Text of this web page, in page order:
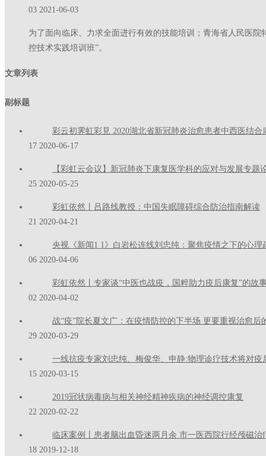
03 2021-06-03
为了面向临床、力求全面进行有效的技能培训；青海省人民医
控技术实践培训班”。
文章列表
副标题
彩云初霁虹彩見 2020湖北省新冠肺炎治愈患者中西医结
17 2020-06-17
【彩虹云会议】新冠肺炎下康复医学科的应对与发展专题
25 2020-05-25
彩虹依然丨吕路线教授：中国失眠障碍综合防治指南解读
21 2020-04-21
央视《新闻1 1》白岩松连线刘忠纯：聚焦疫情之下的心理
06 2020-04-06
彩虹依然丨专家谈“中医也战疫，国粹助力疫后康复”的故
02 2020-04-02
战“疫”院长夏文广：在疫情防控的下半场 更要重视治愈后
29 2020-03-29
一线抗疫专家刘忠纯、梅俊华、申静:物理诊疗技术将对疫
15 2020-03-15
2019冠状病毒病与相关神经精神疾病的神经调控康复
22 2020-02-22
临床案例丨患者脑出血昏迷两月余 市一医西院行经颅磁治
18 2019-12-18